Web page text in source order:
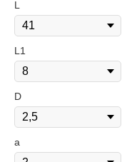
L
L1
D
a